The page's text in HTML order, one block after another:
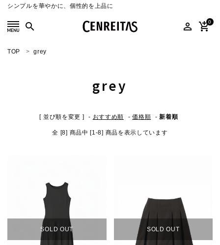
シンプルを華やかに、個性的を上品に
search person_outline 0
add_shopping_cart
person 新規会員登録
CATEGORY
TOP grey
grey
[ 並び順を変更 ] - おすすめ順 -価格順 -新着順
全 [8] 商品中 [1-8] 商品を表示しています
SOLD OUT SOLD OUT